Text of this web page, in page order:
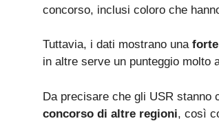
concorso, inclusi coloro che
Tuttavia, i dati mostrano una
in altre serve un punteggio molto
Da precisare che gli USR stanno
concorso di altre regioni, così